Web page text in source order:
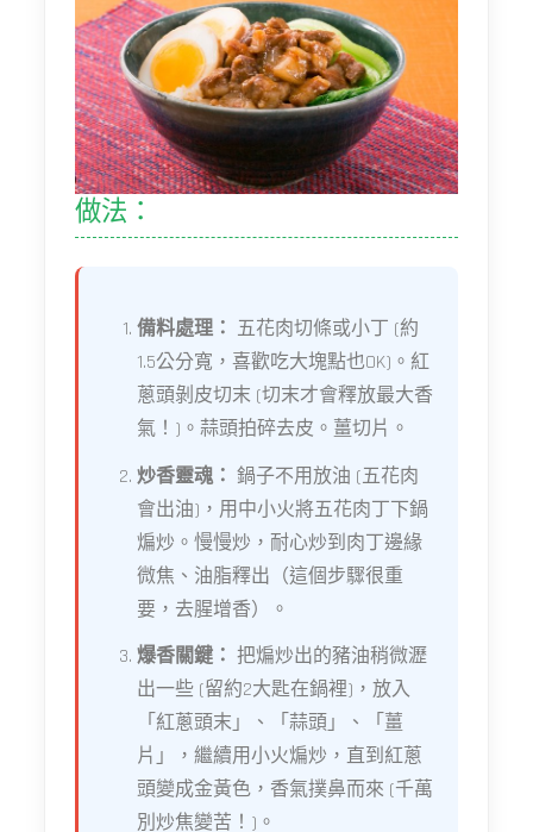
做法：
備料處理： 五花肉切條或小丁 (約
1.5公分寬，喜歡吃大塊點也OK)。紅
蔥頭剝皮切末 (切末才會釋放最大香
氣！)。蒜頭拍碎去皮。薑切片。
炒香靈魂： 鍋子不用放油 (五花肉
會出油)，用中小火將五花肉丁下鍋
煸炒。慢慢炒，耐心炒到肉丁邊緣
微焦、油脂釋出（這個步驟很重
要，去腥增香）。
爆香關鍵： 把煸炒出的豬油稍微瀝
出一些 (留約2大匙在鍋裡)，放入
「紅蔥頭末」、「蒜頭」、「薑
片」，繼續用小火煸炒，直到紅蔥
頭變成金黃色，香氣撲鼻而來 (千萬
別炒焦變苦！)。